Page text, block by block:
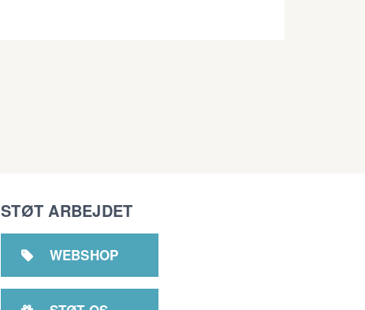
STØT ARBEJDET
 WEBSHOP